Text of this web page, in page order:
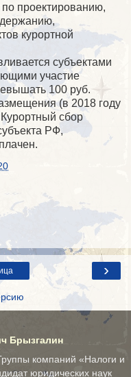
проектированию,
курортной
субъектами
участие
100 руб.
(в 2018 году
сбор
РФ,
›
Брызгалин
компаний «Налоги и
юридических наук